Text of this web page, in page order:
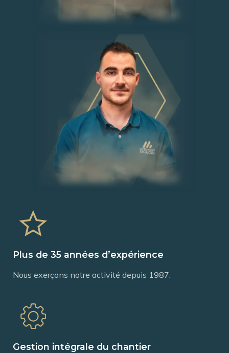
Plus de 35 années d’expérience
Nous exerçons notre activité depuis 1987.
Gestion intégrale du chantier